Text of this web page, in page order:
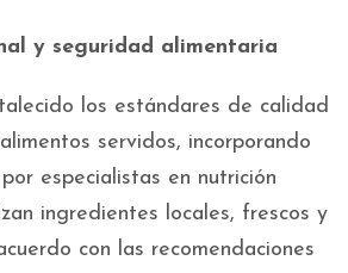
y seguridad alimentaria
los estándares de calidad
servidos, incorporando
especialistas en nutrición
ingredientes locales, frescos y
con las recomendaciones